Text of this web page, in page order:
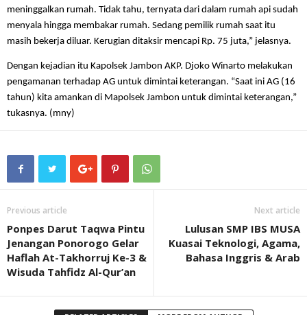
meninggalkan rumah. Tidak tahu, ternyata dari dalam rumah api sudah
menyala hingga membakar rumah. Sedang pemilik rumah saat itu
masih bekerja diluar. Kerugian ditaksir mencapi Rp. 75 juta,” jelasnya.
Dengan kejadian itu Kapolsek Jambon AKP. Djoko Winarto melakukan
pengamanan terhadap AG untuk dimintai keterangan. “Saat ini AG (16
tahun) kita amankan di Mapolsek Jambon untuk dimintai keterangan,”
tukasnya. (mny)
Previous article
Ponpes Darut Taqwa Pintu
Jenangan Ponorogo Gelar
Haflah At-Takhorruj Ke-3 &
Wisuda Tahfidz Al-Qur’an
Next article
Lulusan SMP IBS MUSA
Kuasai Teknologi, Agama,
Bahasa Inggris & Arab